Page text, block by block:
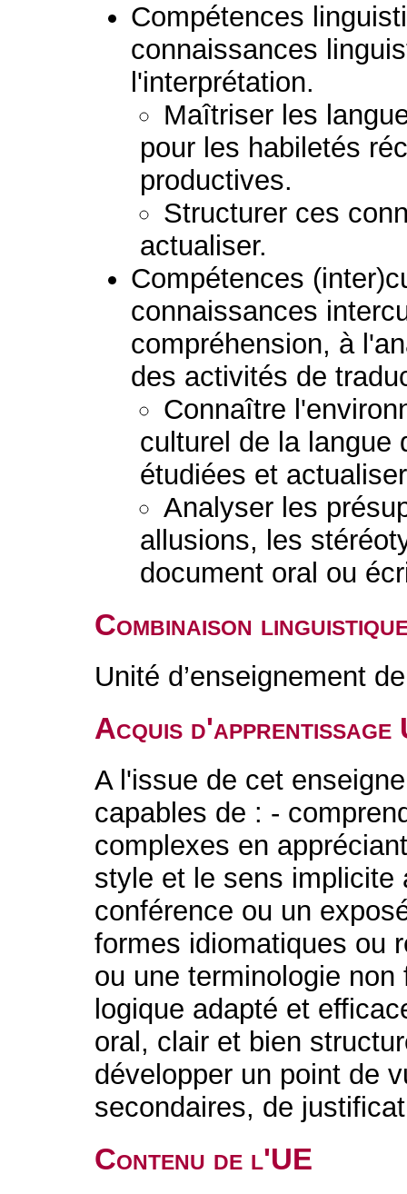
Compétences
connaissances
l'interprétation.
Maîtriser les
pour les habiletés
productives.
Structurer ces
actualiser.
Compétences
connaissances
compréhension, à
des activités de
Connaître
culturel de la langue
étudiées et
Analyser les
allusions, les
document oral ou
Combinaison
Unité d’enseignement
Acquis d'apprentissage
A l'issue de cet
capables de : -
complexes en
style et le sens implicite
conférence ou un
formes idiomatiques ou
ou une terminologie
logique adapté et
oral, clair et bien
développer un point de
secondaires, de
Contenu de l'UE